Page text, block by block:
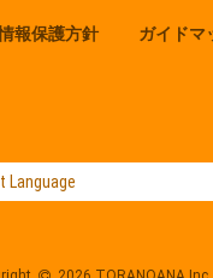
報保護方針 ガイドマ